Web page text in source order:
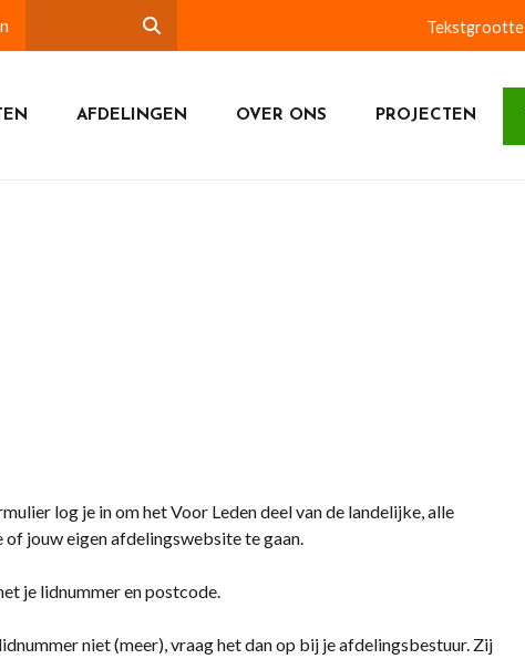
Tekstgrootte
AFDELINGEN OVER ONS PROJECTEN
log je in om het Voor Leden deel van de landelijke, alle
of jouw eigen afdelingswebsite te gaan.
je lidnummer en postcode.
niet (meer), vraag het dan op bij je afdelingsbestuur. Zij